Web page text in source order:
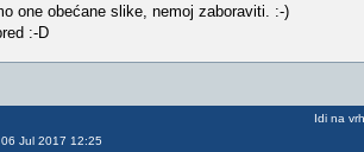
one obećane slike, nemoj zaboraviti. :-)
:-D
Jul 2017 12:25
Idi na vrh